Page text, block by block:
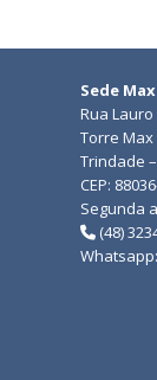
Sede
Rua
Torre Max
Trindade
CEP:
Segunda
(48)